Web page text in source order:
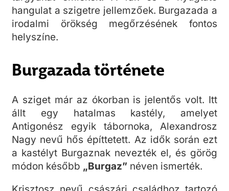
hangulat a szigetre jellemzőek. Burgazada a
irodalmi örökség megőrzésének fontos
helyszíne.
Burgazada története
A sziget már az ókorban is jelentős volt. Itt
állt egy hatalmas kastély, amelyet
Antigonész egyik tábornoka, Alexandrosz
Nagy nevű hős építtetett. Az idők során ezt
a kastélyt Burgaznak nevezték el, és görög
módon később „Burgaz” néven ismerték.